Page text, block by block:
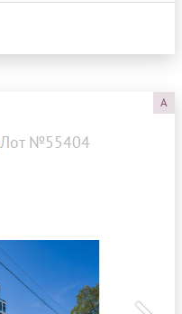
A
Лот №55404